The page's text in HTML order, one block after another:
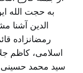
به حجت الله
الدین آشنا
رمضانزاده
اسلامی، کاظم
سید محمد حسینی